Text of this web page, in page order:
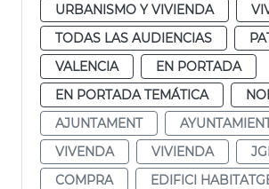
URBANISMO Y VIVIENDA
TODAS LAS AUDIENCIAS
VALENCIA
EN PORTADA
EN PORTADA TEMÁTICA
AJUNTAMENT
VIVENDA
VIVIENDA
COMPRA
EDIFICI